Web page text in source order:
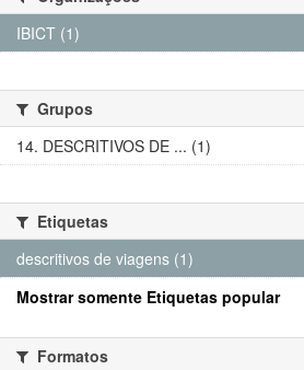
IBICT (1)
Grupos
14. DESCRITIVOS DE ... (1)
Etiquetas
descritivos de viagens (1)
Mostrar somente Etiquetas popular
Formatos